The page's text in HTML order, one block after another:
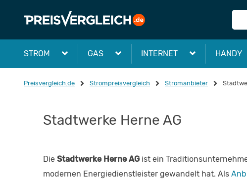
STROM GAS INTERNET HANDY
Preisvergleich.de Strompreisvergleich Stromanbieter
Stadtwerke Herne AG
Die Stadtwerke Herne AG ist ein
modernen Energiedienstleister gewandelt hat. Als